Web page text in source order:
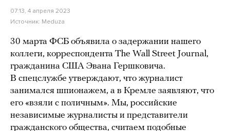
07:13, 4 апреля 2023
Источник: Meduza
30 марта ФСБ объявила о задержании нашего
коллеги, корреспондента The Wall Street Journal,
гражданина США Эвана Гершковича.
В спецслужбе утверждают, что журналист
занимался шпионажем, а в Кремле заявляют, что
его «взяли с поличным». Мы, российские
независимые журналисты и представители
гражданского общества, считаем подобные